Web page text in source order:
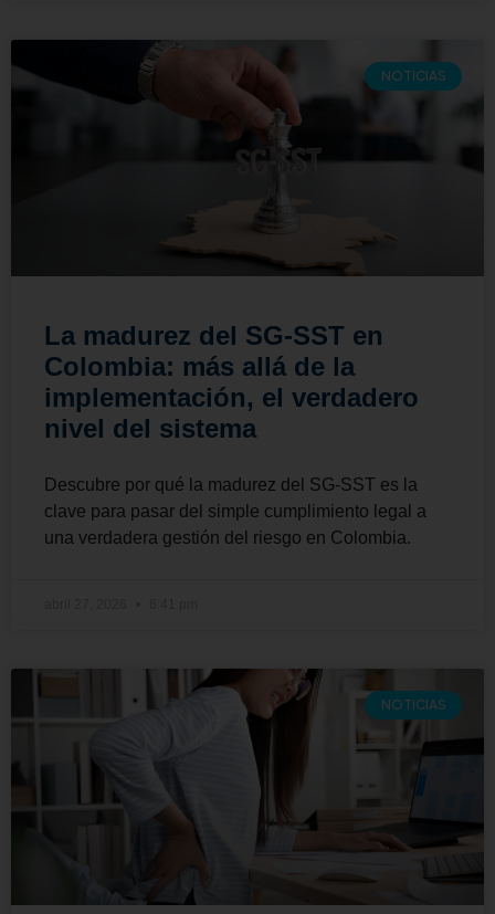
NOTICIAS
La madurez del SG-SST en
Colombia: más allá de la
implementación, el verdadero
nivel del sistema
Descubre por qué la madurez del SG-SST es la
clave para pasar del simple cumplimiento legal a
una verdadera gestión del riesgo en Colombia.
NOTICIAS